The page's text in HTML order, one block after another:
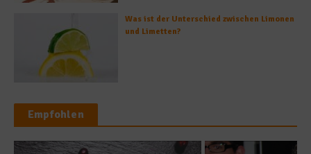
Was ist der Unterschied zwischen Limonen
und Limetten?
Empfohlen